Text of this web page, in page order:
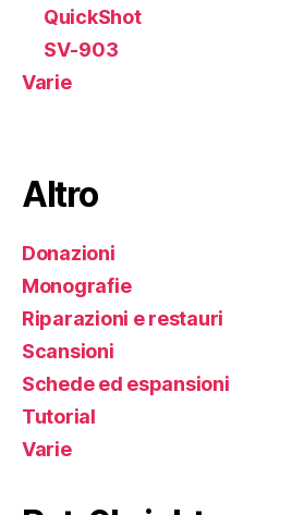
QuickShot
SV-903
Varie
Altro
Donazioni
Monografie
Riparazioni e restauri
Scansioni
Schede ed espansioni
Tutorial
Varie